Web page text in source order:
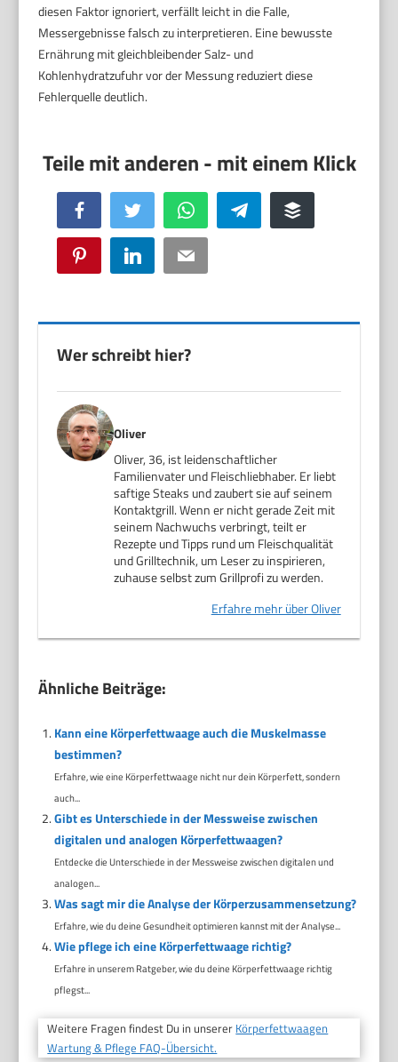
diesen Faktor ignoriert, verfällt leicht in die Falle,
Messergebnisse falsch zu interpretieren. Eine bewusste
Ernährung mit gleichbleibender Salz- und
Kohlenhydratzufuhr vor der Messung reduziert diese
Fehlerquelle deutlich.
Facebook Twitter WhatsApp Telegram Buffer
Pinterest LinkedIn Email
Wer schreibt hier?
Oliver
Oliver, 36, ist leidenschaftlicher
Familienvater und Fleischliebhaber. Er liebt
saftige Steaks und zaubert sie auf seinem
Kontaktgrill. Wenn er nicht gerade Zeit mit
seinem Nachwuchs verbringt, teilt er
Rezepte und Tipps rund um Fleischqualität
und Grilltechnik, um Leser zu inspirieren,
zuhause selbst zum Grillprofi zu werden.
Erfahre mehr über Oliver
Ähnliche Beiträge:
Kann eine Körperfettwaage auch die Muskelmasse
bestimmen?
Erfahre, wie eine Körperfettwaage nicht nur dein Körperfett, sondern
auch...
Gibt es Unterschiede in der Messweise zwischen
digitalen und analogen Körperfettwaagen?
Entdecke die Unterschiede in der Messweise zwischen digitalen und
analogen...
Was sagt mir die Analyse der Körperzusammensetzung?
Erfahre, wie du deine Gesundheit optimieren kannst mit der Analyse...
Wie pflege ich eine Körperfettwaage richtig?
Erfahre in unserem Ratgeber, wie du deine Körperfettwaage richtig
pflegst...
Weitere Fragen findest Du in unserer Körperfettwaagen
Wartung & Pflege FAQ-Übersicht.